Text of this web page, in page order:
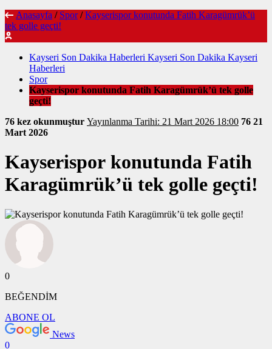
Anasayfa / Spor / Kayserispor konutunda Fatih Karagümrük’ü
tek golle geçti!
Kayseri Son Dakika Haberleri Kayseri Son Dakika Kayseri
Haberleri
Spor
Kayserispor konutunda Fatih Karagümrük’ü tek golle
geçti!
76 kez okunmuştur
Yayınlanma Tarihi: 21 Mart 2026 18:00 76 21
Mart 2026
Kayserispor konutunda Fatih
Karagümrük’ü tek golle geçti!
0
BEĞENDİM
ABONE OL
News
0